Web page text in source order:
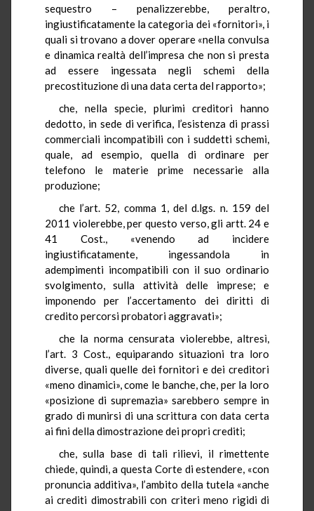
sequestro – penalizzerebbe, peraltro,
ingiustificatamente la categoria dei «fornitori», i
quali si trovano a dover operare «nella convulsa
e dinamica realtà dell’impresa che non si presta
ad essere ingessata negli schemi della
precostituzione di una data certa del rapporto»;
che, nella specie, plurimi creditori hanno
dedotto, in sede di verifica, l’esistenza di prassi
commerciali incompatibili con i suddetti schemi,
quale, ad esempio, quella di ordinare per
telefono le materie prime necessarie alla
produzione;
che l’art. 52, comma 1, del d.lgs. n. 159 del
2011 violerebbe, per questo verso, gli artt. 24 e
41 Cost., «venendo ad incidere
ingiustificatamente, ingessandola in
adempimenti incompatibili con il suo ordinario
svolgimento, sulla attività delle imprese; e
imponendo per l’accertamento dei diritti di
credito percorsi probatori aggravati»;
che la norma censurata violerebbe, altresì,
l’art. 3 Cost., equiparando situazioni tra loro
diverse, quali quelle dei fornitori e dei creditori
«meno dinamici», come le banche, che, per la loro
«posizione di supremazia» sarebbero sempre in
grado di munirsi di una scrittura con data certa
ai fini della dimostrazione dei propri crediti;
che, sulla base di tali rilievi, il rimettente
chiede, quindi, a questa Corte di estendere, «con
pronuncia additiva», l’ambito della tutela «anche
ai crediti dimostrabili con criteri meno rigidi di